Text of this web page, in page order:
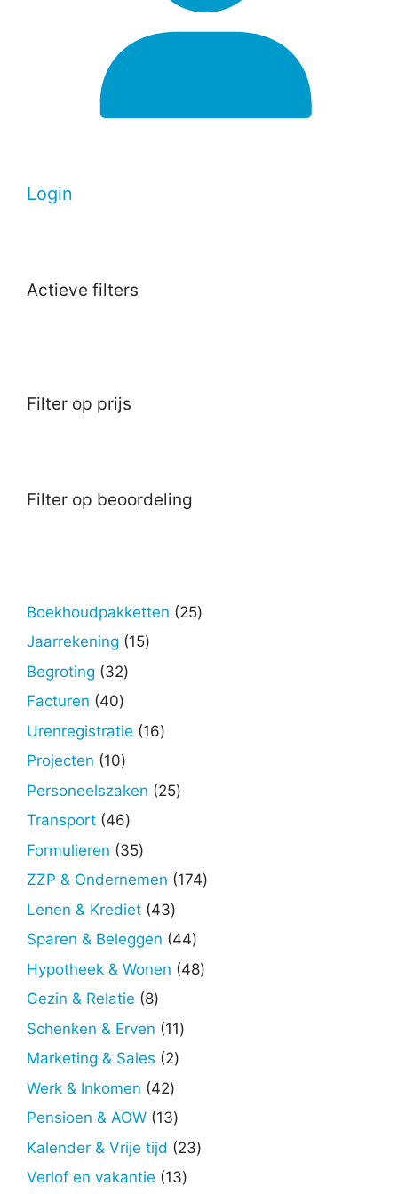
Login
Actieve filters
Filter op prijs
Filter op beoordeling
Boekhoudpakketten 2525
Jaarrekening 1515
Begroting 3232
Facturen 4040
producten
Urenregistratie 1616
Projecten 1010
producten
Personeelszaken 2525
Transport 4646
producten
Formulieren 3535
producten
ZZP & Ondernemen 174174
Lenen & Krediet 4343
producten
Sparen & Beleggen 4444
producten
Hypotheek & Wonen 4848
Gezin & Relatie 88
producten
Schenken & Erven 1111
Marketing & Sales 22
Werk & Inkomen 4242
producten
Pensioen & AOW 1313
producten
Kalender & Vrije tijd 2323
Verlof en vakantie 1313